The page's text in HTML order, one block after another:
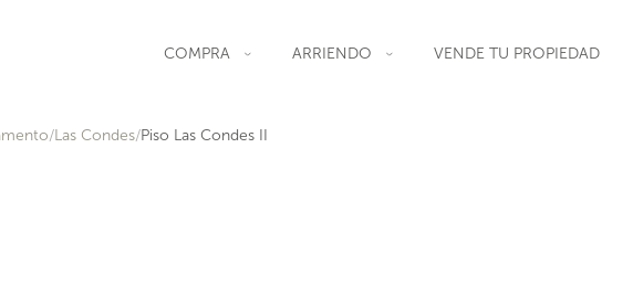
COMPRA ARRIENDO VENDE TU PROPIEDAD
Las Condes Piso Las Condes II